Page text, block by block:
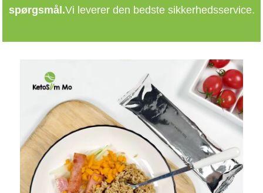
spørgsmål.Vi leverer den bedste sikkerhedsservice.